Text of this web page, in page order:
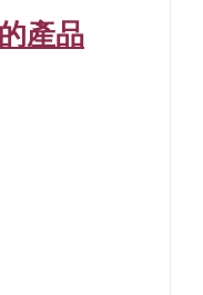
產品新到商品​